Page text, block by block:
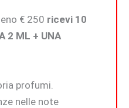
€ 250 ricevi 10
2 ML + UNA
profumi.
nelle note